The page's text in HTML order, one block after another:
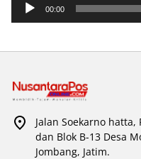
00:00
Jalan Soekarno
dan Blok B-13 Desa
Jombang, Jatim.